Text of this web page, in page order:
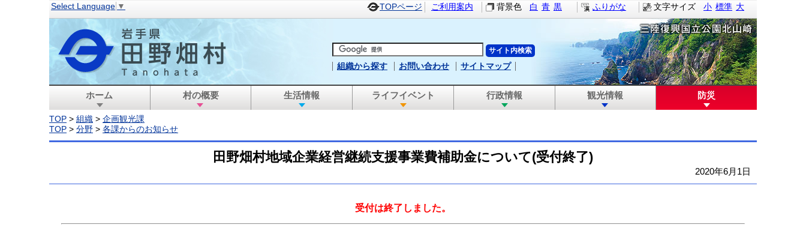
文字サイズ 小 標準 大
Select Language ▼ TOPページ ご利用案内 背景色 白 青 黒 ふりがな
組織から探す お問い合わせ サイトマップ
ホーム 村の概要 生活情報 ライフイベント 行政情報 観光情報 防災
TOP > 組織 > 企画観光課
TOP > 分野 > 各課からのお知らせ
田野畑村地域企業経営継続支援事業費補助金について(受付終了)
2020年6月1日
受付は終了しました。